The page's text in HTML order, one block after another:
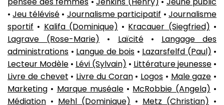
•Jeu télévisé• Journalisme participatif •Journalisme
sportif • Kalifa (Dominique) • Kracauer (Siegfried) •
Lagrave (Rose-Marie) • Laïcité• Langage des
administrations • Langue de bois • Lazarsfelfd (Paul) •
Lecteur Modèle • Lévi (Sylvain) • Littérature jeunesse •
Livre de chevet • Livre du Coran• Logos • Male gaze •
Marketing • Marque muséale• McRobbie (Angela) •
Médiation • Mehl (Dominique) • Metz (Christian) •